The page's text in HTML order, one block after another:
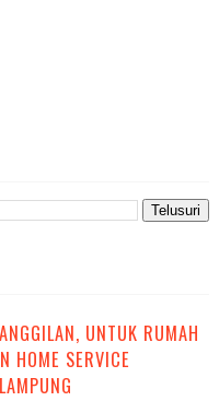
UNTUK RUMAH
HOME SERVICE